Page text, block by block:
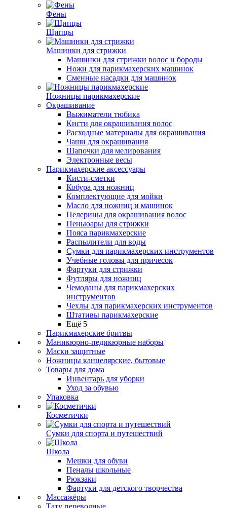
Фены
Щипцы
Машинки для стрижки
Машинки для стрижки волос и бороды
Ножи для парикмахерских машинок
Сменные насадки для машинок
Ножницы парикмахерские
Окрашивание
Выжиматели тюбика
Кисти для окрашивания волос
Расходные материалы для окрашивания
Чаши для окрашивания
Шапочки для мелирования
Электронные весы
Парикмахерские аксессуары
Кисти-сметки
Кобура для ножниц
Комплектующие для мойки
Масло для ножниц и машинок
Пелерины для окрашивания волос
Пеньюары для стрижки
Пояса парикмахерские
Распылители для воды
Сумки для парикмахерских инструментов
Учебные головы для причесок
Фартуки для стрижки
Футляры для ножниц
Чемоданы для парикмахерских
инструментов
Чехлы для парикмахерских инструментов
Штативы парикмахерские
Ещё 5
Парикмахерские бритвы
Маникюрно-педикюрные наборы
Маски защитные
Ножницы канцелярские, бытовые
Товары для дома
Инвентарь для уборки
Уход за обувью
Упаковка
Косметички
Сумки для спорта и путешествий
Школа
Мешки для обуви
Пеналы школьные
Рюкзаки
Фартуки для детского творчества
Массажёры
Тату переводные